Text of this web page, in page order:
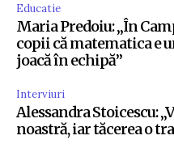
Educatie
Maria Predoiu: „În
copii că matematica e
joacă în echipă”
Interviuri
Alessandra Stoicescu:
noastră, iar tăcerea o